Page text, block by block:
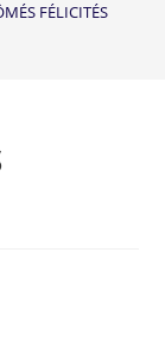
FÉLICITÉS